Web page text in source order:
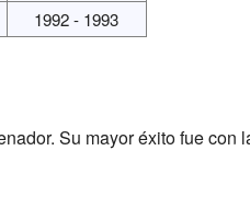
1992 - 1993
Su mayor éxito fue con